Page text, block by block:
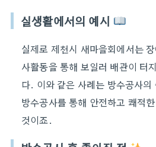
실생활에서의 예시
실제로 제천시 새마을회에서는
사활동을 통해 보일러 배관이 터
다. 이와 같은 사례는 방수공사
방수공사를 통해 안전하고 쾌적
것이죠.